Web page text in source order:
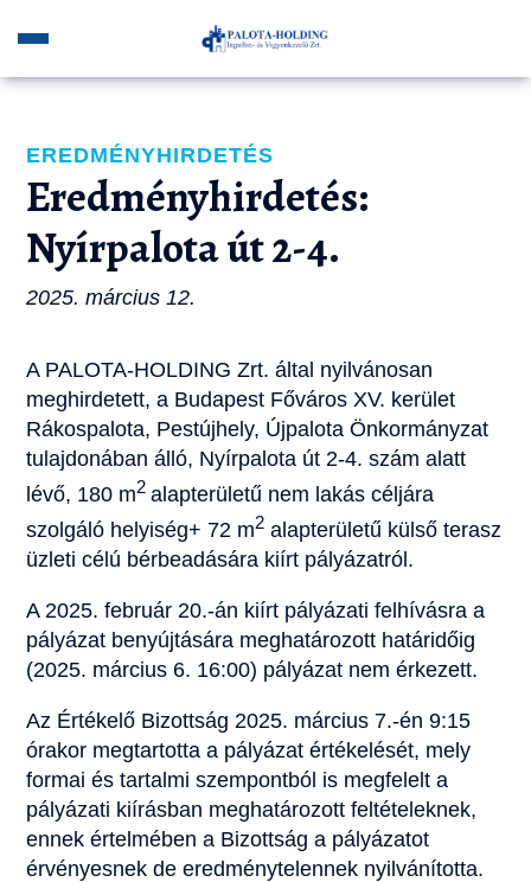
EREDMÉNYHIRDETÉS
Eredményhirdetés:
Nyírpalota út 2-4.
2025. március 12.
A PALOTA-HOLDING Zrt. által nyilvánosan
meghirdetett, a Budapest Főváros XV. kerület
Rákospalota, Pestújhely, Újpalota Önkormányzat
tulajdonában álló, Nyírpalota út 2-4. szám alatt
lévő, 180 m2 alapterületű nem lakás céljára
szolgáló helyiség+ 72 m2 alapterületű külső terasz
üzleti célú bérbeadására kiírt pályázatról.
A 2025. február 20.-án kiírt pályázati felhívásra a
pályázat benyújtására meghatározott határidőig
(2025. március 6. 16:00) pályázat nem érkezett.
Az Értékelő Bizottság 2025. március 7.-én 9:15
órakor megtartotta a pályázat értékelését, mely
formai és tartalmi szempontból is megfelelt a
pályázati kiírásban meghatározott feltételeknek,
ennek értelmében a Bizottság a pályázatot
érvényesnek de eredménytelennek nyilvánította.